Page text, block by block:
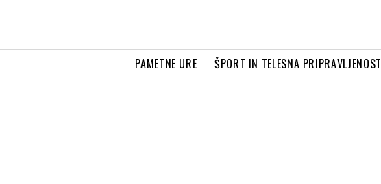
PAMETNE URE ŠPORT IN TELESNA PRIPRAVLJENOST